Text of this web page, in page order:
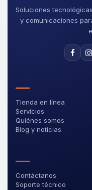
Soluciones
y comunicaciones
Tienda en línea
Servicios
Quiénes somos
Blog y noticias
Contáctanos
Soporte técnico